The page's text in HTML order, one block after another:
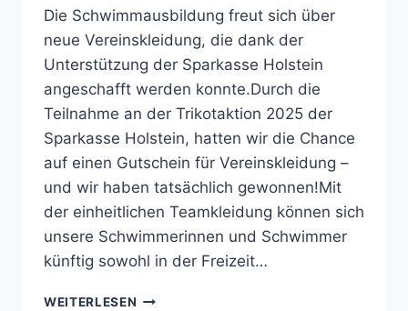
Die Schwimmausbildung freut sich über
neue Vereinskleidung, die dank der
Unterstützung der Sparkasse Holstein
angeschafft werden konnte.Durch die
Teilnahme an der Trikotaktion 2025 der
Sparkasse Holstein, hatten wir die Chance
auf einen Gutschein für Vereinskleidung –
und wir haben tatsächlich gewonnen!Mit
der einheitlichen Teamkleidung können sich
unsere Schwimmerinnen und Schwimmer
künftig sowohl in der Freizeit…
WEITERLESEN NEUE